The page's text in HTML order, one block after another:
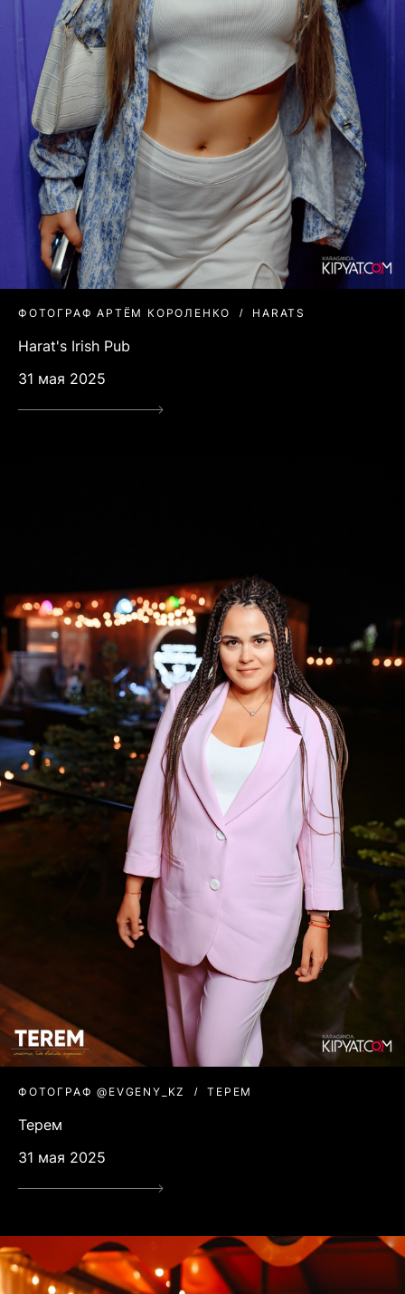
ФОТОГРАФ АРТЁМ КОРОЛЕНКО HARATS
Harat's Irish Pub
31 мая 2025
ФОТОГРАФ @EVGENY_KZ ТЕРЕМ
Терем
31 мая 2025